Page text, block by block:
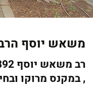
משאש יוסף
, במקנס מרוקו